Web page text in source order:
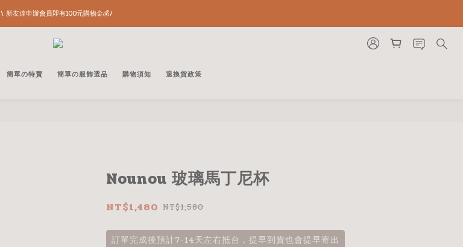
\ 新友達申辦會員即有100元購物金💰/
簡單の特賣 簡單の服飾選品 購物須知 退換貨政策
Nounou 玻璃馬丁尼杯
NT$1,480 NT$1,580
訂單完成後預計7-14天左右抵台，提早到貨也會提早寄出